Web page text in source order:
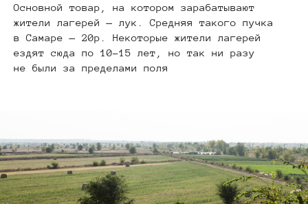
Основной товар, на котором зарабатывают
жители лагерей — лук. Средняя такого пучка
в Самаре — 20р. Некоторые жители лагерей
ездят сюда по 10−15 лет, но так ни разу
не были за пределами поля